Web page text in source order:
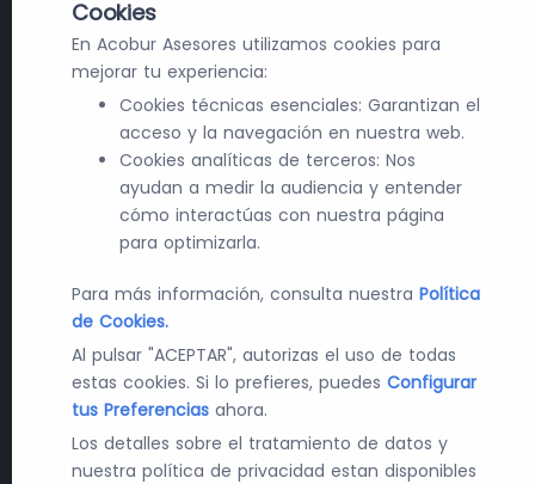
Cookies
En Acobur Asesores utilizamos cookies para
mejorar tu experiencia:
Cookies técnicas esenciales: Garantizan el
acceso y la navegación en nuestra web.
Cookies analíticas de terceros: Nos
ayudan a medir la audiencia y entender
cómo interactúas con nuestra página
para optimizarla.
Para más información, consulta nuestra Política
de Cookies.
Al pulsar "ACEPTAR", autorizas el uso de todas
estas cookies. Si lo prefieres, puedes Configurar
tus Preferencias ahora.
Los detalles sobre el tratamiento de datos y
nuestra política de privacidad estan disponibles